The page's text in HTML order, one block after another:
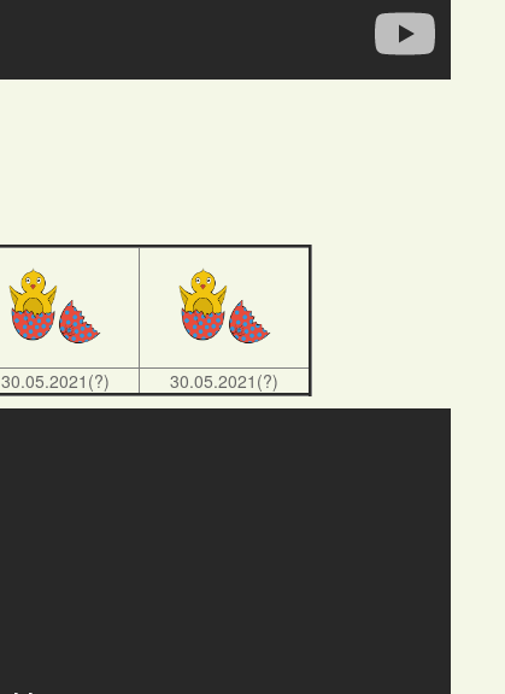
30.05.2021(?) 30.05.2021(?)